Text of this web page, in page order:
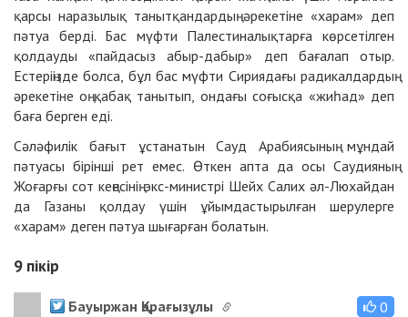
қарсы наразылық танытқандардың әрекетіне «харам» деп
пәтуа берді. Бас мүфти Палестиналықтарға көрсетілген
қолдауды «пайдасыз абыр-дабыр» деп бағалап отыр.
Естеріңізде болса, бұл бас мүфти Сириядағы радикалдардың
әрекетіне оң қабақ танытып, ондағы соғысқа «жиһад» деп
баға берген еді.
Сәләфилік бағыт ұстанатын Сауд Арабиясының мұндай
пәтуасы бірінші рет емес. Өткен апта да осы Саудияның
Жоғарғы сот кеңесінің экс-министрі Шейх Салих әл-Люхайдан
да Газаны қолдау үшін ұйымдастырылған шерулерге
«харам» деген пәтуа шығарған болатын.
9 пікір
Бауыржан Қарағызұлы
0